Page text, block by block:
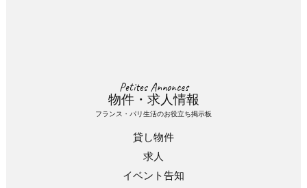
Petites Annonces
物件・求人情報
フランス・パリ生活のお役立ち掲示板
貸し物件
求人
イベント告知